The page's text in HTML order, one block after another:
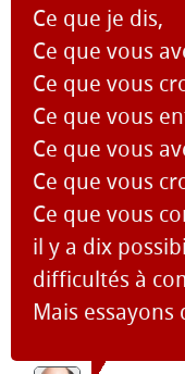
Ce que je dis,
Ce que vous
Ce que vous
Ce que vous
Ce que vous
Ce que vous
Ce que vous
il y a dix
difficultés à
Mais